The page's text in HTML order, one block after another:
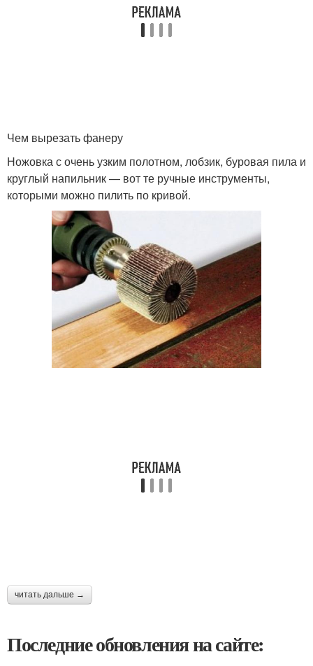
Чем вырезать фанеру
Ножовка с очень узким полотном, лобзик, буровая пила и
круглый напильник — вот те ручные инструменты,
которыми можно пилить по кривой.
читать дальше →
Последние обновления на сайте: